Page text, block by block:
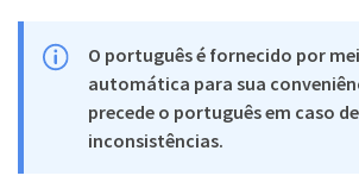
O português é fornecido por
automática para sua
precede o português em caso de
inconsistências.